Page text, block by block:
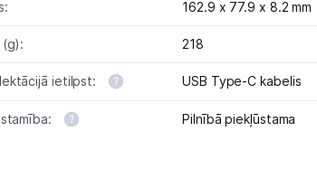
162.9 x 77.9 x 8.2 mm
(g): 218
ietilpst: USB Type-C kabelis
Pilnībā piekļūstama